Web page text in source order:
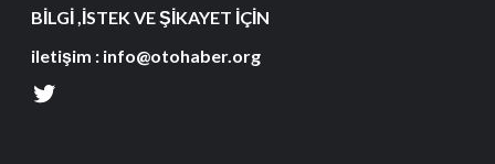
BİLGİ ,İSTEK VE ŞİKAYET İÇİN
iletişim : info@otohaber.org